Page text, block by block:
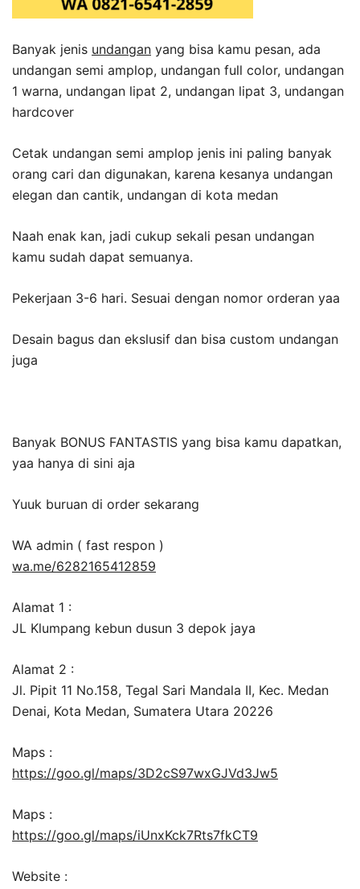
Banyak jenis undangan yang bisa kamu pesan, ada
undangan semi amplop, undangan full color, undangan
1 warna, undangan lipat 2, undangan lipat 3, undangan
hardcover
Cetak undangan semi amplop jenis ini paling banyak
orang cari dan digunakan, karena kesanya undangan
elegan dan cantik, undangan di kota medan
Naah enak kan, jadi cukup sekali pesan undangan
kamu sudah dapat semuanya.
Pekerjaan 3-6 hari. Sesuai dengan nomor orderan yaa
Desain bagus dan ekslusif dan bisa custom undangan
juga
Banyak BONUS FANTASTIS yang bisa kamu dapatkan,
yaa hanya di sini aja
Yuuk buruan di order sekarang
WA admin ( fast respon )
wa.me/6282165412859
Alamat 1 :
JL Klumpang kebun dusun 3 depok jaya
Alamat 2 :
Jl. Pipit 11 No.158, Tegal Sari Mandala II, Kec. Medan
Denai, Kota Medan, Sumatera Utara 20226
Maps :
https://goo.gl/maps/3D2cS97wxGJVd3Jw5
Maps :
https://goo.gl/maps/iUnxKck7Rts7fkCT9
Website :